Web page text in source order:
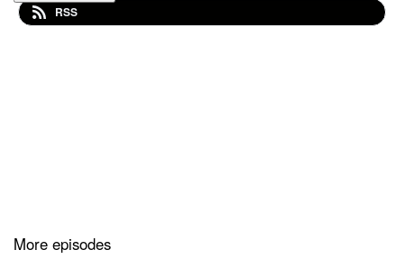
Q*ube:Instagram: @qube.berlin | 12-27 Jahre
RSS
More episodes